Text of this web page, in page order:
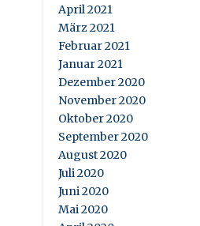
April 2021
März 2021
Februar 2021
Januar 2021
Dezember 2020
November 2020
Oktober 2020
September 2020
August 2020
Juli 2020
Juni 2020
Mai 2020